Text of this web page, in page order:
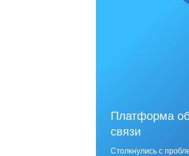
Платформа
связи
Столкнулись с